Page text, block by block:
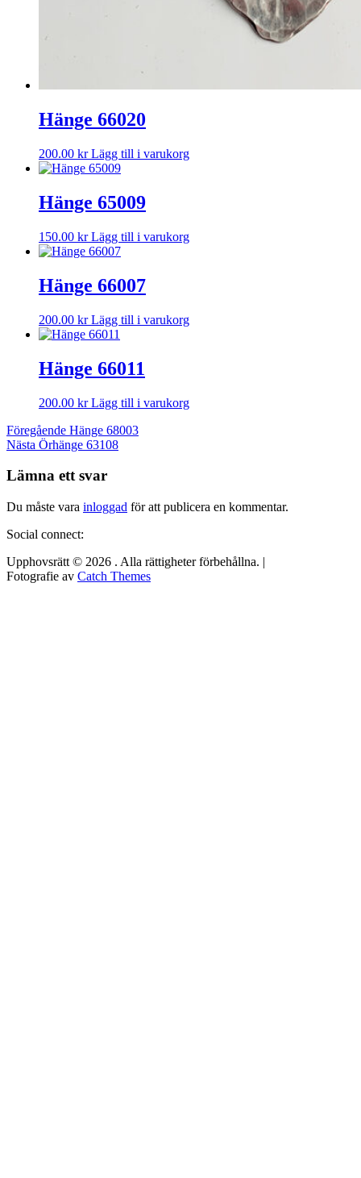
Hänge 66020
200.00 kr Lägg till i varukorg
Hänge 65009
150.00 kr Lägg till i varukorg
Hänge 66007
200.00 kr Lägg till i varukorg
Hänge 66011
200.00 kr Lägg till i varukorg
Inläggsnavigering
Föregående Föregående
inlägg:
Hänge 68003
Nästa Nästa
Örhänge 63108
Lämna ett svar
Du måste vara inloggad för att publicera en kommentar.
Social connect:
Upphovsrätt © 2026 . Alla rättigheter förbehållna. |
Fotografie av Catch Themes